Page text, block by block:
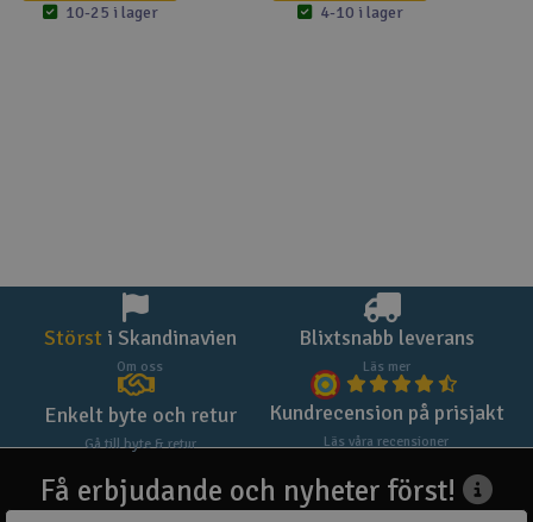
10-25 i lager 4-10 i lager
Störst i Skandinavien
Om oss
Blixtsnabb leverans
Läs mer
Enkelt byte och retur
Gå till byte & retur
Kundrecension på prisjakt
Läs våra recensioner
Få erbjudande och nyheter först!